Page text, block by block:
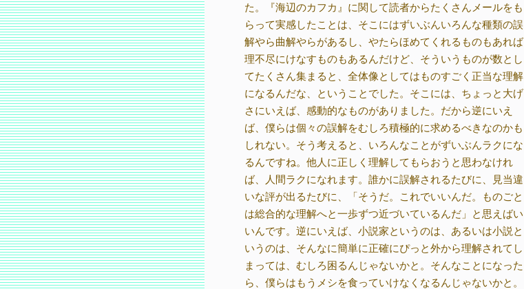
た。『海辺のカフカ』に関して読者からたくさんメールをも
らって実感したことは、そこにはずいぶんいろんな種類の誤
解やら曲解やらがあるし、やたらほめてくれるものもあれば
理不尽にけなすものもあるんだけど、そういうものが数とし
てたくさん集まると、全体像としてはものすごく正当な理解
になるんだな、ということでした。そこには、ちょっと大げ
さにいえば、感動的なものがありました。だから逆にいえ
ば、僕らは個々の誤解をむしろ積極的に求めるべきなのかも
しれない。そう考えると、いろんなことがずいぶんラクにな
るんですね。他人に正しく理解してもらおうと思わなけれ
ば、人間ラクになれます。誰かに誤解されるたびに、見当違
いな評が出るたびに、「そうだ。これでいいんだ。ものごと
は総合的な理解へと一歩ずつ近づいているんだ」と思えばい
いんです。逆にいえば、小説家というのは、あるいは小説と
いうのは、そんなに簡単に正確にぴっと外から理解されてし
まっては、むしろ困るんじゃないかと。そんなことになった
ら、僕らはもうメシを食っていけなくなるんじゃないかと。